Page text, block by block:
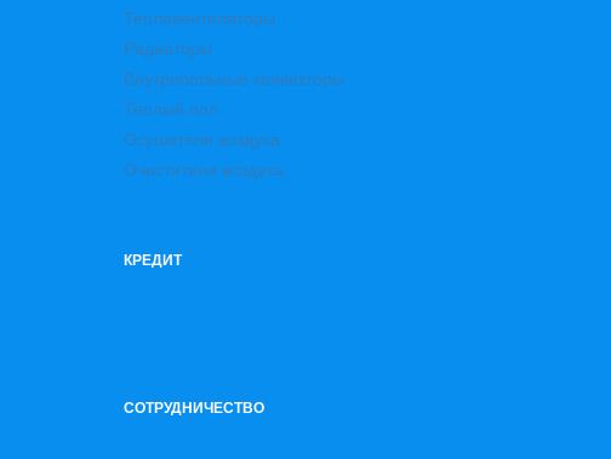
Тепловентиляторы
Радиаторы
Внутрипольные конвекторы
Теплый пол
Осушители воздуха
Очистители воздуха
КРЕДИТ
СОТРУДНИЧЕСТВО